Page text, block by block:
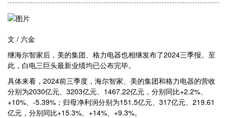
文 / 六金
继海尔智家后，美的集团、格力电器也相继发布了2024三季报。至
此，白电三巨头最新业绩均已公布完毕。
具体来看，2024前三季度，海尔智家、美的集团和格力电器的营收
分别为2030亿元、3203亿元、1467.22亿元，分别同比+2.2%、
+10%、-5.39%；归母净利润分别为151.5亿元、317亿元、219.61
亿元，分别同比+15.3%、+14%、+9.3%。